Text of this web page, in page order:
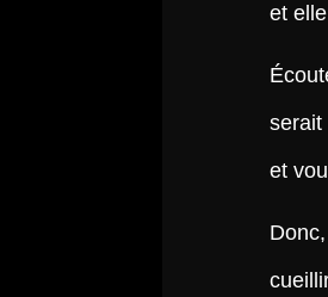
et
serait
et